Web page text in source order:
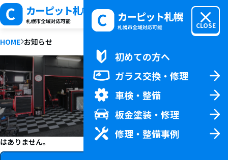
MENU
CLOSE
初めての方へ
初めての方へTOP
新着情報
会社概要
ガラス交換・修理
車検・整備
板金塗装・修理
修理・整備事例
HOME お知らせ
はありません。